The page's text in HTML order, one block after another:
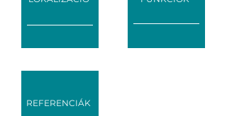
REFERENCIÁK